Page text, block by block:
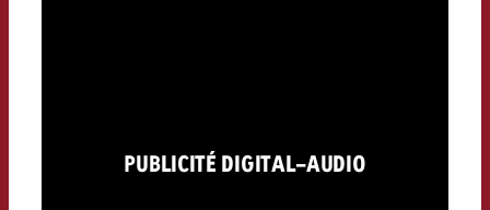
PUBLICITÉ DIGITAL-AUDIO